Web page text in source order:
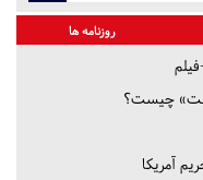
روزنامه ها
چیست؟
آمریکا